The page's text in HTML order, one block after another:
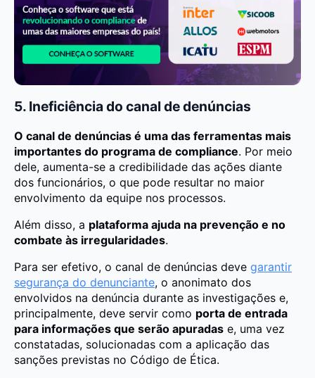
5. Ineficiência do canal de denúncias
O canal de denúncias é uma das ferramentas mais
importantes do programa de compliance. Por meio
dele, aumenta-se a credibilidade das ações diante
dos funcionários, o que pode resultar no maior
envolvimento da equipe nos processos.
Além disso, a plataforma ajuda na prevenção e no
combate às irregularidades.
Para ser efetivo, o canal de denúncias deve garantir
segurança do denunciante, o anonimato dos
envolvidos na denúncia durante as investigações e,
principalmente, deve servir como porta de entrada
para informações que serão apuradas e, uma vez
constatadas, solucionadas com a aplicação das
sanções previstas no Código de Ética.